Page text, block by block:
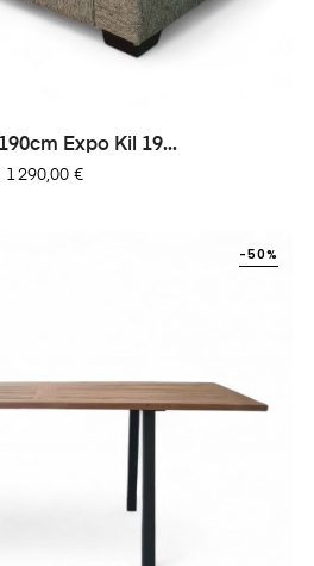
Expo Kil 19...
Prix
1 290,00 €
-50%